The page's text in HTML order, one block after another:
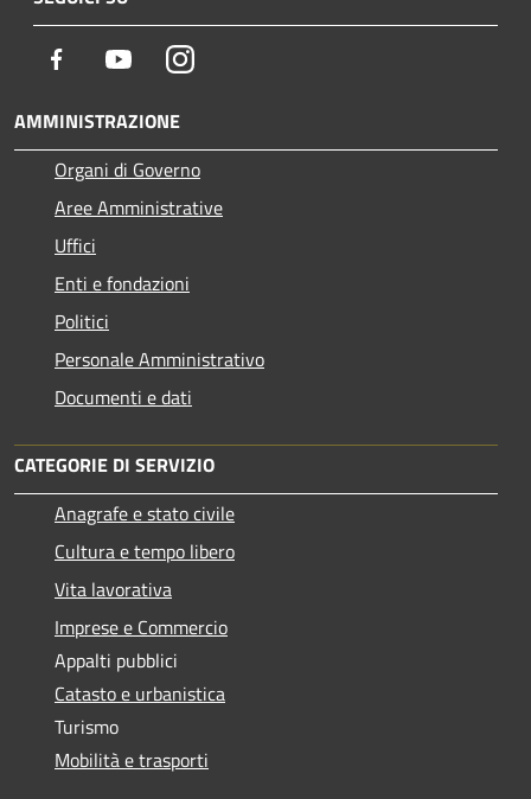
Facebook YoutubeInstagram
AMMINISTRAZIONE
Organi di Governo
Aree Amministrative
Uffici
Enti e fondazioni
Politici
Personale Amministrativo
Documenti e dati
CATEGORIE DI SERVIZIO
Anagrafe e stato civile
Cultura e tempo libero
Vita lavorativa
Imprese e Commercio
Appalti pubblici
Catasto e urbanistica
Turismo
Mobilità e trasporti